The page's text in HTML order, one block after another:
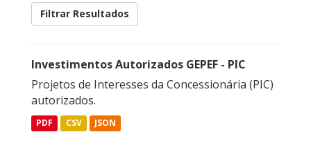
Filtrar Resultados
Investimentos Autorizados GEPEF - PIC
Projetos de Interesses da Concessionária (PIC)
autorizados.
PDF CSV JSON